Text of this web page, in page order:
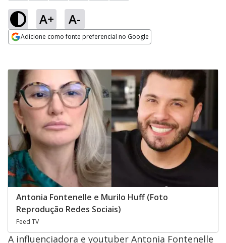
A+ A-
Adicione como fonte preferencial no Google
Antonia Fontenelle e Murilo Huff (Foto
Reprodução Redes Sociais)
Feed TV
A influenciadora e youtuber Antonia Fontenelle